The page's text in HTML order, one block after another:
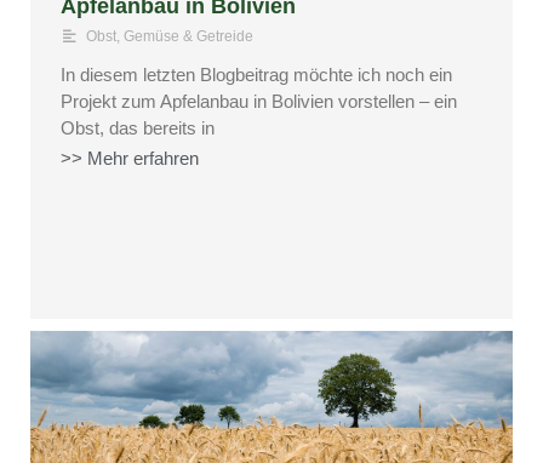
Apfelanbau in Bolivien
Obst, Gemüse & Getreide
In diesem letzten Blogbeitrag möchte ich noch ein
Projekt zum Apfelanbau in Bolivien vorstellen – ein
Obst, das bereits in
>> Mehr erfahren